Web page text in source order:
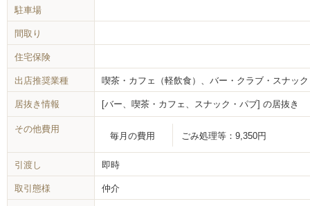
駐車場
間取り
住宅保険
出店推奨業種 喫茶・カフェ（軽飲食）、バー・クラブ・スナック
居抜き情報 [バー、喫茶・カフェ、スナック・パブ] の居抜き
その他費用
毎月の費用 ごみ処理等： 9,350円
引渡し 即時
取引態様 仲介